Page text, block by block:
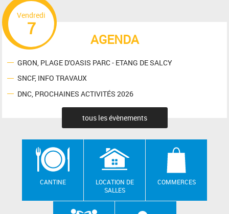
AGENDA
Vendredi
7
GRON, PLAGE D'OASIS PARC - ETANG DE SALCY
SNCF, INFO TRAVAUX
DNC, PROCHAINES ACTIVITÉS 2026
tous les évènements
CANTINE
LOCATION DE
SALLES
COMMERCES